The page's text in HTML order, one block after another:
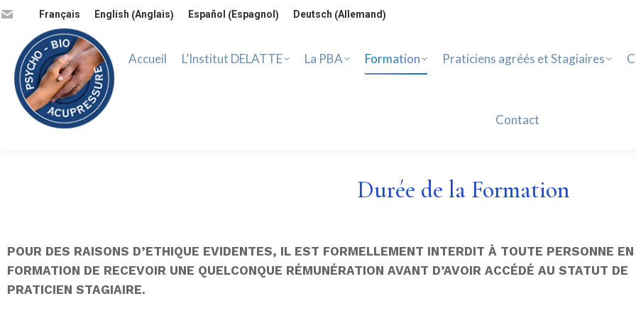
Français English (Anglais) Español (Espagnol ) Deutsch (Allemand)
Accueil L’Institut DELATTE La PBA Formation Praticiens agréés et Stagiaires
Contact
Durée de la Formation
POUR DES RAISONS D’ETHIQUE EVIDENTES, IL EST FORMELLEMENT INTERDIT À TOUTE PERSONNE EN
FORMATION DE RECEVOIR UNE QUELCONQUE RÉMUNÉRATION AVANT D’AVOIR ACCÉDÉ AU STATUT DE
PRATICIEN STAGIAIRE.
Accueil L’Institut DELATTE La PBA Formation